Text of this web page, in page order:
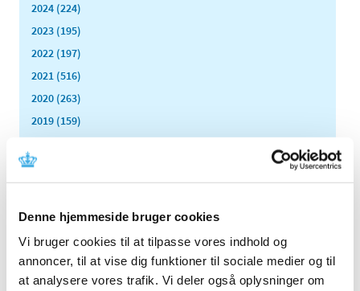
Denne hjemmeside bruger cookies
Vi bruger cookies til at tilpasse vores indhold og
annoncer, til at vise dig funktioner til sociale medier og til
at analysere vores trafik. Vi deler også oplysninger om
2024 (224)
2023 (195)
2022 (197)
2021 (516)
2020 (263)
2019 (159)
2017 (167)
2016 (167)
2015 (33)
2013 (49)
2012 (44)